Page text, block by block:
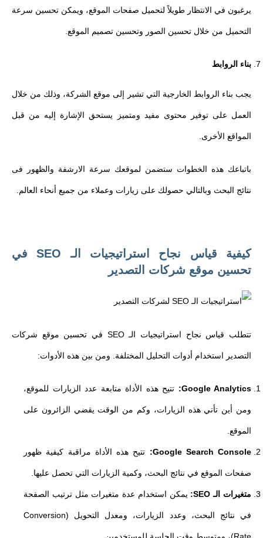
يرغبون في الانتظار طويلاً لتحميل صفحات الموقع، ويمكن تحسين سرعة
التحميل من خلال تحسين الصور وتحسين تصميم الموقع.
بناء الروابط
يجب بناء الروابط الخارجية التي تشير إلى موقع الشركة، وذلك من خلال
العمل على توفير محتوى مفيد ومتميز يستحق الإشارة إليه من قبل
المواقع الأخرى.
باتباعك هذه الخطوات ستضمن لموقعك سرعة الارشفة والظهور فى
نتائج البحث وبالتالي حصولك على زيارات وعملاء من جميع أنحاء العالم.
كيفية قياس نجاح استراتيجيات الـ SEO في
تحسين موقع شركات التصدير
تتطلب قياس نجاح استراتيجيات الـ SEO في تحسين موقع شركات
التصدير استخدام أدوات التحليل المختلفة. ومن بين هذه الأدوات:
Google Analytics: تتيح هذه الأداة متابعة عدد الزيارات للموقع،
ومن أين تأتي هذه الزيارات، وكم من الوقت يقضي الزائرون على
الموقع.
Google Search Console: تتيح هذه الأداة مراقبة كيفية ظهور
صفحات الموقع في نتائج البحث، وكمية الزيارات التي تحصل عليها.
متغيرات الـ SEO: يمكن استخدام عدة متغيرات مثل ترتيب الصفحة
في نتائج البحث، وعدد الزيارات، ومعدل التحويل (Conversion